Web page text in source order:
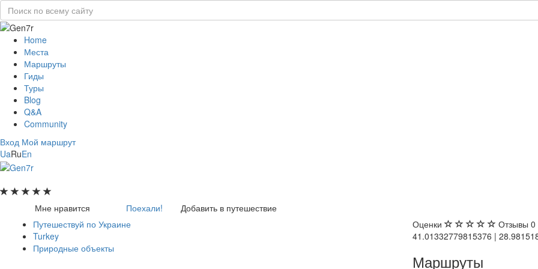
Home
Места
Маршруты
Гиды
Туры
Blog
Q&A
Community
Вход Мой маршрут
UaRuEn
Мне нравится Поехали!
Добавить в путешествие
Путешествуй по Украине
Turkey
Природные объекты
Оценки Отзывы 0
41.01332779815376 |
Маршруты